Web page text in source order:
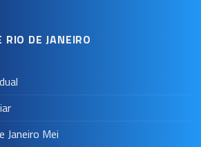
RIO DE JANEIRO
Janeiro Mei